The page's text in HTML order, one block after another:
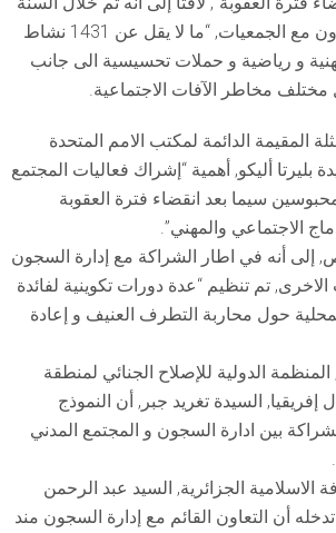
الماضية, تنظيم, بالتعاون مع الجمعيات, “ما لا يقل عن 1431 نشاط
و رياضية و حملات تحسيسية الى جانب
مخاطر الآفات الاجتماعية.
المقيمة الدائمة لمكتب الامم المتحدة
بليرتا أليكو, أهمية “إشراك فعاليات المجتمع
سيما بعد انقضاء فترة العقوبة
الاجتماعي والمهني”.
إلى أنه في اطار الشراكة مع إدارة السجون
تم تنظيم “عدة دورات تكوينية لفائدة
حول محاربة التطرف العنيف و إعادة
الدولية للإصلاح الجنائي لمنطقة
السيدة تغريد جبر, أن النموذج
بين ادارة السجون و المجتمع المدني
الاسلامية الجزائرية, السيد عبد الرحمن
أن التعاون القائم مع إدارة السجون مند